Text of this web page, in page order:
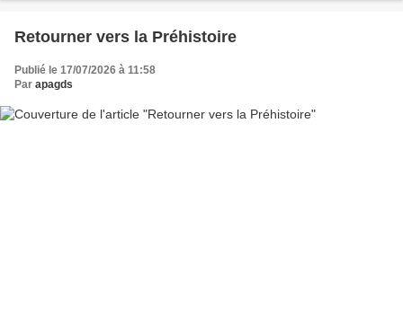
Retourner vers la Préhistoire
Publié le 17/07/2026 à 11:58
Par apagds